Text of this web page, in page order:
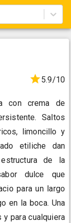
5.9/10
con crema de
Saltos
limoncillo y
etiliche dan
de la
dulce que
para un largo
en la boca. Una
para cualquiera